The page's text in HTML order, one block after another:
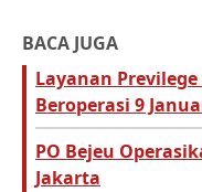
BACA JUGA
Layanan
Beroperasi 9
PO Bejeu
Jakarta